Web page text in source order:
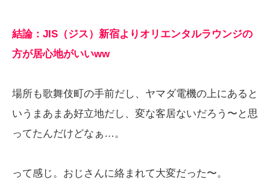
結論：JIS（ジス）新宿よりオリエンタルラウンジの
方が居心地がいいww
場所も歌舞伎町の手前だし、ヤマダ電機の上にあると
いうまあまあ好立地だし、変な客居ないだろう〜と思
ってたんだけどなぁ…。
って感じ。おじさんに絡まれて大変だった〜。